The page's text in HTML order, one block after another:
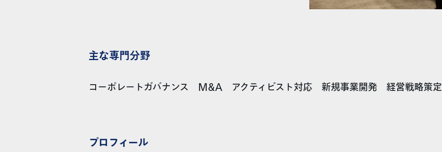
主な専門分野
コーポレートガバナンス M&A アクティビスト対応 新規事業開発 経営戦略策定
プロフィール